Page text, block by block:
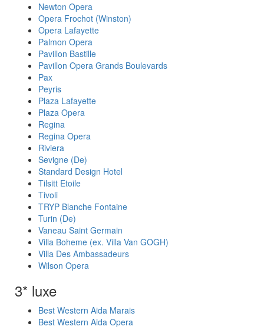
Newton Opera
Opera Frochot (Winston)
Opera Lafayette
Palmon Opera
Pavillon Bastille
Pavillon Opera Grands Boulevards
Pax
Peyris
Plaza Lafayette
Plaza Opera
Regina
Regina Opera
Riviera
Sevigne (De)
Standard Design Hotel
Tilsitt Etoile
Tivoli
TRYP Blanche Fontaine
Turin (De)
Vaneau Saint Germain
Villa Boheme (ex. Villa Van GOGH)
Villa Des Ambassadeurs
Wilson Opera
3* luxe
Best Western Aida Marais
Best Western Aida Opera